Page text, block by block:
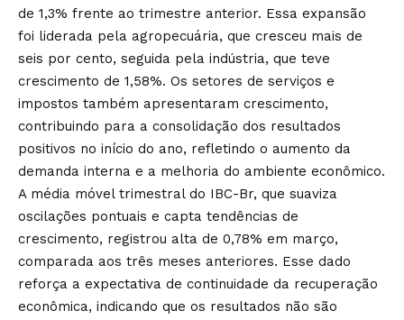
de 1,3% frente ao trimestre anterior. Essa expansão
foi liderada pela agropecuária, que cresceu mais de
seis por cento, seguida pela indústria, que teve
crescimento de 1,58%. Os setores de serviços e
impostos também apresentaram crescimento,
contribuindo para a consolidação dos resultados
positivos no início do ano, refletindo o aumento da
demanda interna e a melhoria do ambiente econômico.
A média móvel trimestral do IBC-Br, que suaviza
oscilações pontuais e capta tendências de
crescimento, registrou alta de 0,78% em março,
comparada aos três meses anteriores. Esse dado
reforça a expectativa de continuidade da recuperação
econômica, indicando que os resultados não são